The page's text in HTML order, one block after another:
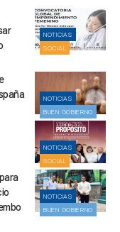
NOTICIAS
SOCIAL
NOTICIAS
BUEN GOBIERNO
NOTICIAS
SOCIAL
NOTICIAS
BUEN GOBIERNO